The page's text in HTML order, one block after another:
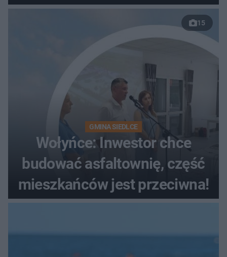
musiała zamknąć odcinek
wybrzeża
15
GMINA SIEDLCE
Wołyńce: Inwestor chce
budować asfaltownię, część
mieszkańców jest przeciwna!